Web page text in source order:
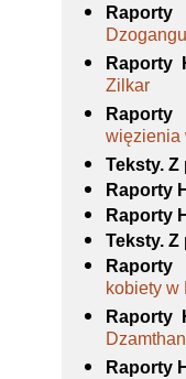
Raporty
Dzogangu
Raporty
Zilkar
Raporty
więzienia
Teksty.
Raporty
Raporty
Teksty.
Raporty
kobiety w
Raporty
Raporty